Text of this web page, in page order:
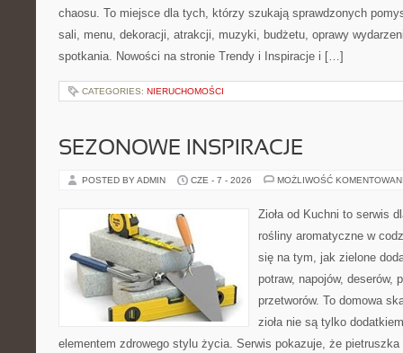
chaosu. To miejsce dla tych, którzy szukają sprawdzonych
sali, menu, dekoracji, atrakcji, muzyki, budżetu, oprawy
spotkania. Nowości na stronie Trendy i Inspiracje i […]
CATEGORIES: NIERUCHOMOŚCI
SEZONOWE INSPIRACJE
POSTED BY ADMIN CZE - 7 - 2026 MOŻLIWOŚĆ
Zioła od Kuchni to serwis
rośliny aromatyczne w
się na tym, jak zielone
potraw, napojów, deserów,
przetworów. To domowa
zioła nie są tylko
elementem zdrowego stylu życia. Serwis pokazuje, że